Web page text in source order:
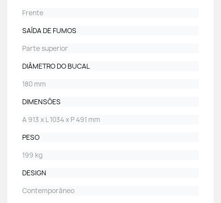
Frente
SAÍDA DE FUMOS
Parte superior
DIÂMETRO DO BUCAL
180 mm
DIMENSÕES
A 913 x L 1034 x P 491 mm
PESO
199 kg
DESIGN
Contemporâneo